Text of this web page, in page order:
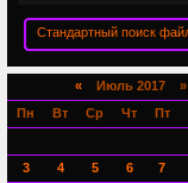
«Июль 2017 »
Пн
Вт Ср Чт Пт
3
4 5 6 7